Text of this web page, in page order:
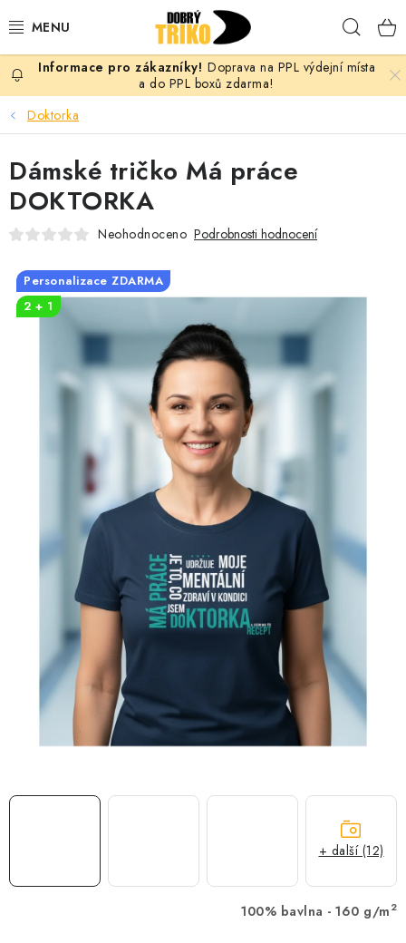
na
PRO ŽENY
PRO MUŽE
PRO DĚTI
PRO PÁRY
VLASTNÍ MOTIV
OKAMŽITĚ K ODBĚRU
MÁM SRDCE POMÁHÁM
PROVIZNÍ SYSTÉM
O nás Časté otázky
Obchodní podmínky
Zásady zpracování ochrany osobních údajů
Napište nám
Doprava na PPL výdejní místa
a do PPL boxů zdarma!
Doktorka
100% bavlna - 160 g/m 2
Dámské tričko Má práce
DOKTORKA
Neohodnoceno Podrobnosti hodnocení
Personalizace ZDARMA
2 + 1
+ další (12)